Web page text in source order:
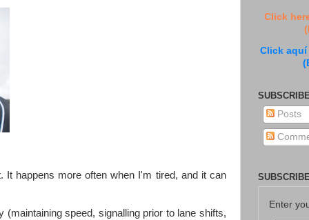
happens more often when I'm tired, and it can
speed, signalling prior to lane shifts,
Click
Click aquí
Posts
Enter